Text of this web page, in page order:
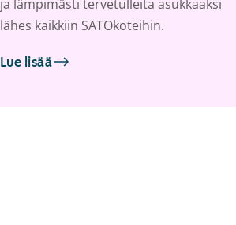
ja lämpimästi tervetulleita asukkaaksi
lähes kaikkiin SATOkoteihin.
Lue lisää